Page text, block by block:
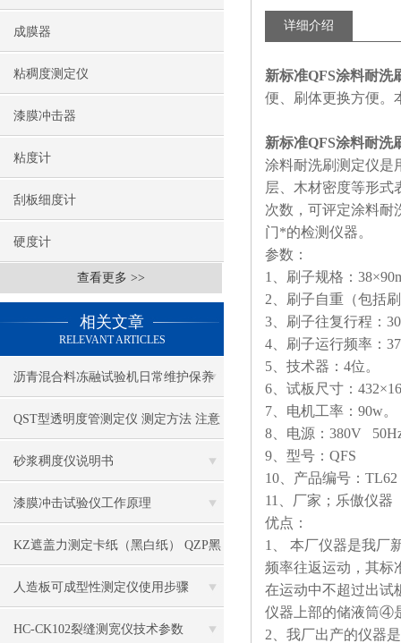
成膜器
粘稠度测定仪
漆膜冲击器
粘度计
刮板细度计
硬度计
查看更多 >>
相关文章
RELEVANT ARTICLES
沥青混合料冻融试验机日常维护保养
QST型透明度管测定仪 测定方法 注意
事项
砂浆稠度仪说明书
漆膜冲击试验仪工作原理
KZ遮盖力测定卡纸（黑白纸） QZP黑
白格遮盖力板 QSG型格式管
人造板可成型性测定仪使用步骤
HC-CK102裂缝测宽仪技术参数
详细介绍
新标准QFS涂料耐洗
便、刷体更换方便。
新标准QFS涂料耐洗
涂料耐洗刷测定仪是
层、木材密度等形式
次数，可评定涂料耐
门*的检测仪器。
参数：
1、刷子规格：
2、刷子自重（包括
3、刷子往复行程：
4、刷子运行频率：
5、技术器：4位。
6、试板尺寸：
7、电机工率：90w。
8、电源：380V
9、型号：QFS
10、产品编号：TL62
11、厂家；乐傲仪器
优点：
1、 本厂仪器是我厂
频率往返运动，其标
在运动中不超过出试
仪器上部的储液筒④
2、我厂出产的仪器